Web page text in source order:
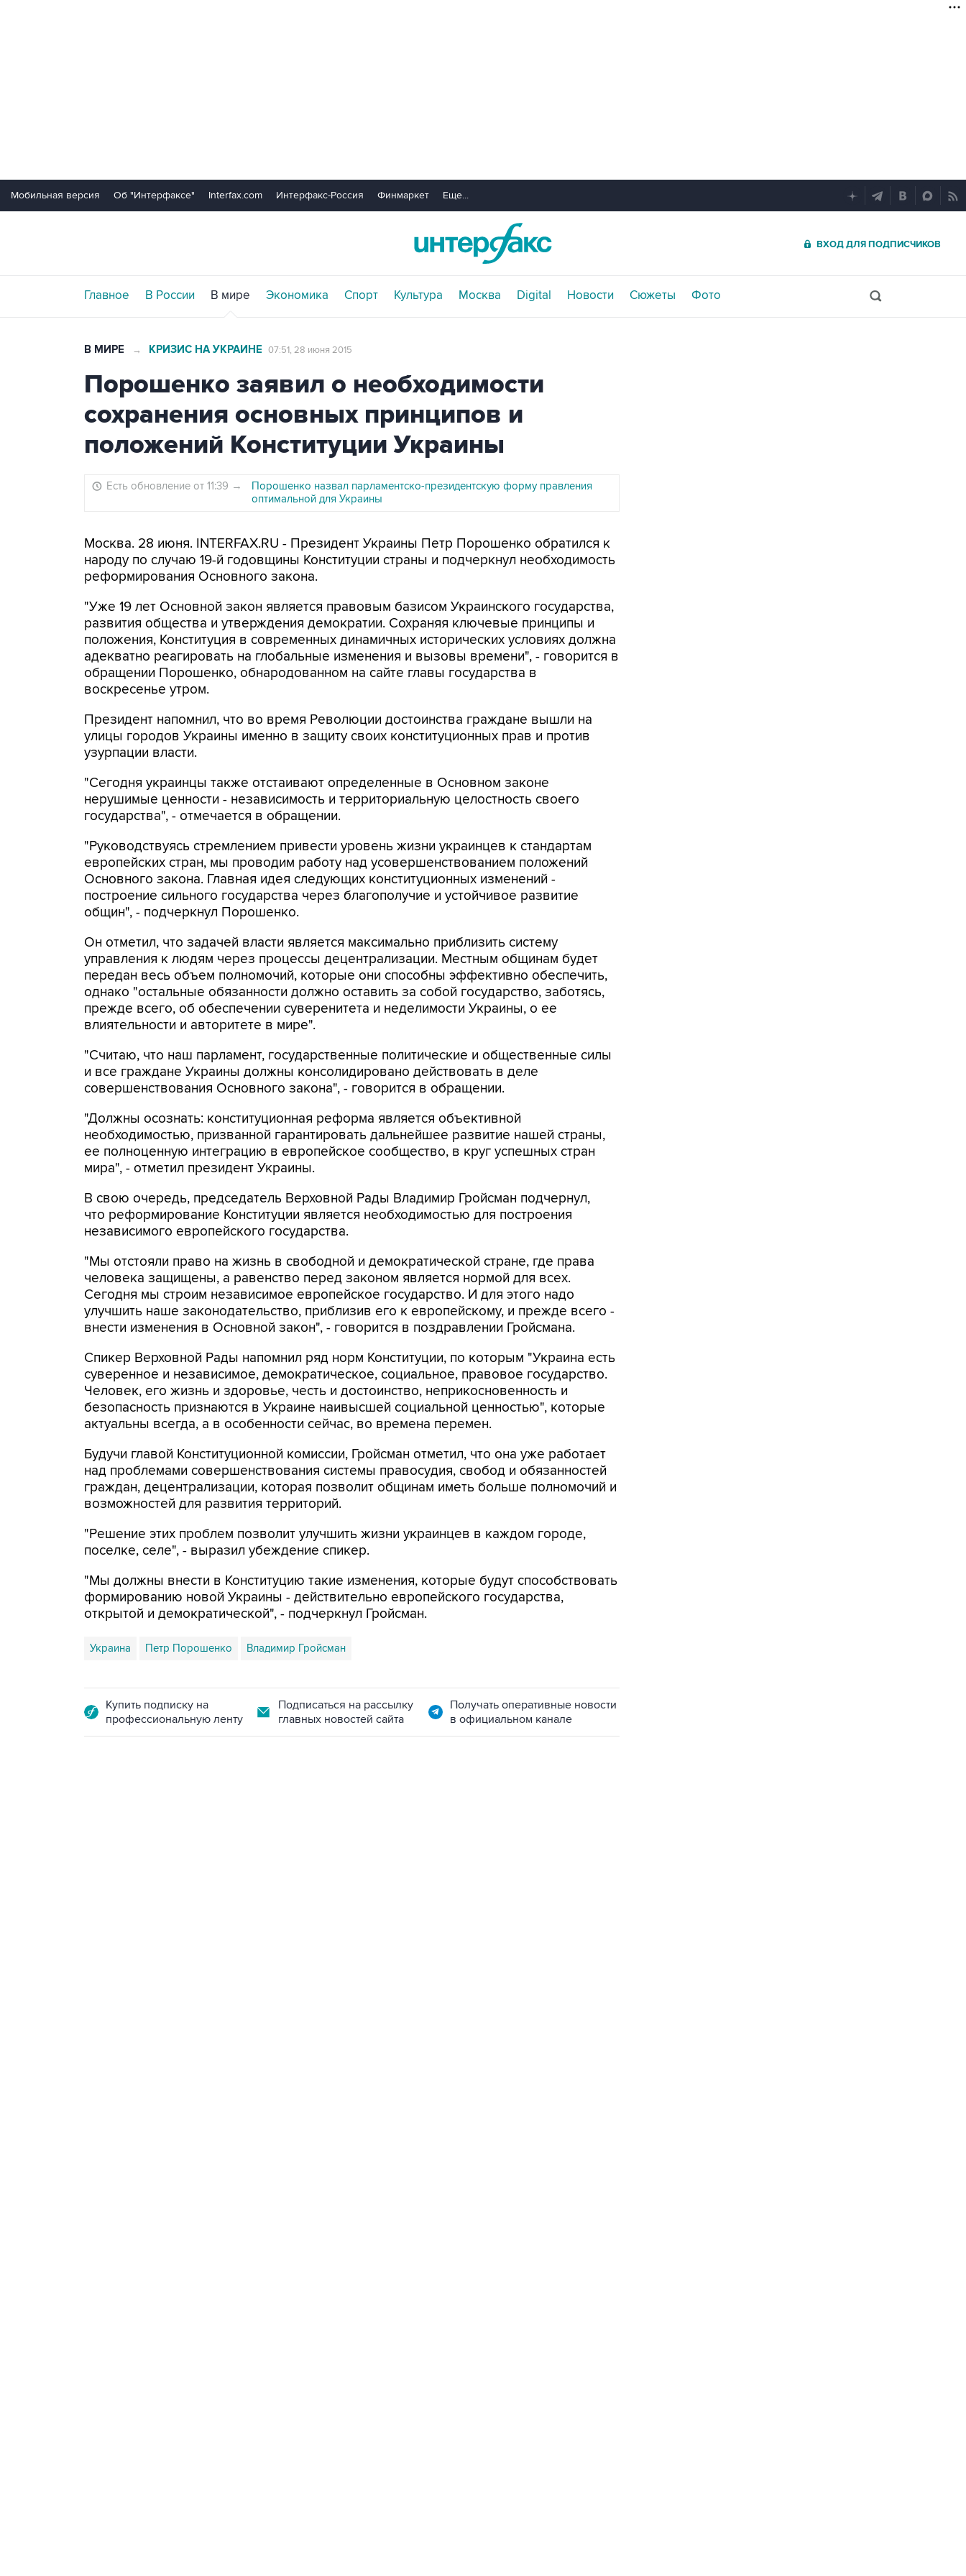
Мобильная версия Об "Интерфаксе" Interfax.com Интерфакс-Россия Финмаркет Еще...
ВХОД ДЛЯ ПОДПИСЧИКОВ
Главное В России В мире Экономика Спорт Культура Москва Digital Новости Сюжеты Фото
В МИРЕ → КРИЗИС НА УКРАИНЕ 07:51, 28 июня 2015
Порошенко заявил о необходимости
сохранения основных принципов и
положений Конституции Украины
Есть обновление от 11:39 →
Порошенко назвал парламентско-президентскую форму правления
оптимальной для Украины
Москва. 28 июня. INTERFAX.RU - Президент Украины Петр Порошенко обратился к
народу по случаю 19-й годовщины Конституции страны и подчеркнул необходимость
реформирования Основного закона.
"Уже 19 лет Основной закон является правовым базисом Украинского государства,
развития общества и утверждения демократии. Сохраняя ключевые принципы и
положения, Конституция в современных динамичных исторических условиях должна
адекватно реагировать на глобальные изменения и вызовы времени", - говорится в
обращении Порошенко, обнародованном на сайте главы государства в
воскресенье утром.
Президент напомнил, что во время Революции достоинства граждане вышли на
улицы городов Украины именно в защиту своих конституционных прав и против
узурпации власти.
"Сегодня украинцы также отстаивают определенные в Основном законе
нерушимые ценности - независимость и территориальную целостность своего
государства", - отмечается в обращении.
"Руководствуясь стремлением привести уровень жизни украинцев к стандартам
европейских стран, мы проводим работу над усовершенствованием положений
Основного закона. Главная идея следующих конституционных изменений -
построение сильного государства через благополучие и устойчивое развитие
общин", - подчеркнул Порошенко.
Он отметил, что задачей власти является максимально приблизить систему
управления к людям через процессы децентрализации. Местным общинам будет
передан весь объем полномочий, которые они способны эффективно обеспечить,
однако "остальные обязанности должно оставить за собой государство, заботясь,
прежде всего, об обеспечении суверенитета и неделимости Украины, о ее
влиятельности и авторитете в мире".
"Считаю, что наш парламент, государственные политические и общественные силы
и все граждане Украины должны консолидировано действовать в деле
совершенствования Основного закона", - говорится в обращении.
"Должны осознать: конституционная реформа является объективной
необходимостью, призванной гарантировать дальнейшее развитие нашей страны,
ее полноценную интеграцию в европейское сообщество, в круг успешных стран
мира", - отметил президент Украины.
В свою очередь, председатель Верховной Рады Владимир Гройсман подчернул,
что реформирование Конституции является необходимостью для построения
независимого европейского государства.
"Мы отстояли право на жизнь в свободной и демократической стране, где права
человека защищены, а равенство перед законом является нормой для всех.
Сегодня мы строим независимое европейское государство. И для этого надо
улучшить наше законодательство, приблизив его к европейскому, и прежде всего -
внести изменения в Основной закон", - говорится в поздравлении Гройсмана.
Спикер Верховной Рады напомнил ряд норм Конституции, по которым "Украина есть
суверенное и независимое, демократическое, социальное, правовое государство.
Человек, его жизнь и здоровье, честь и достоинство, неприкосновенность и
безопасность признаются в Украине наивысшей социальной ценностью", которые
актуальны всегда, а в особенности сейчас, во времена перемен.
Будучи главой Конституционной комиссии, Гройсман отметил, что она уже работает
над проблемами совершенствования системы правосудия, свобод и обязанностей
граждан, децентрализации, которая позволит общинам иметь больше полномочий и
возможностей для развития территорий.
"Решение этих проблем позволит улучшить жизни украинцев в каждом городе,
поселке, селе", - выразил убеждение спикер.
"Мы должны внести в Конституцию такие изменения, которые будут способствовать
формированию новой Украины - действительно европейского государства,
открытой и демократической", - подчеркнул Гройсман.
Украина Петр Порошенко Владимир Гройсман
Купить подписку на
профессиональную ленту
Подписаться на рассылку
главных новостей сайта
Получать оперативные новости
в официальном канале